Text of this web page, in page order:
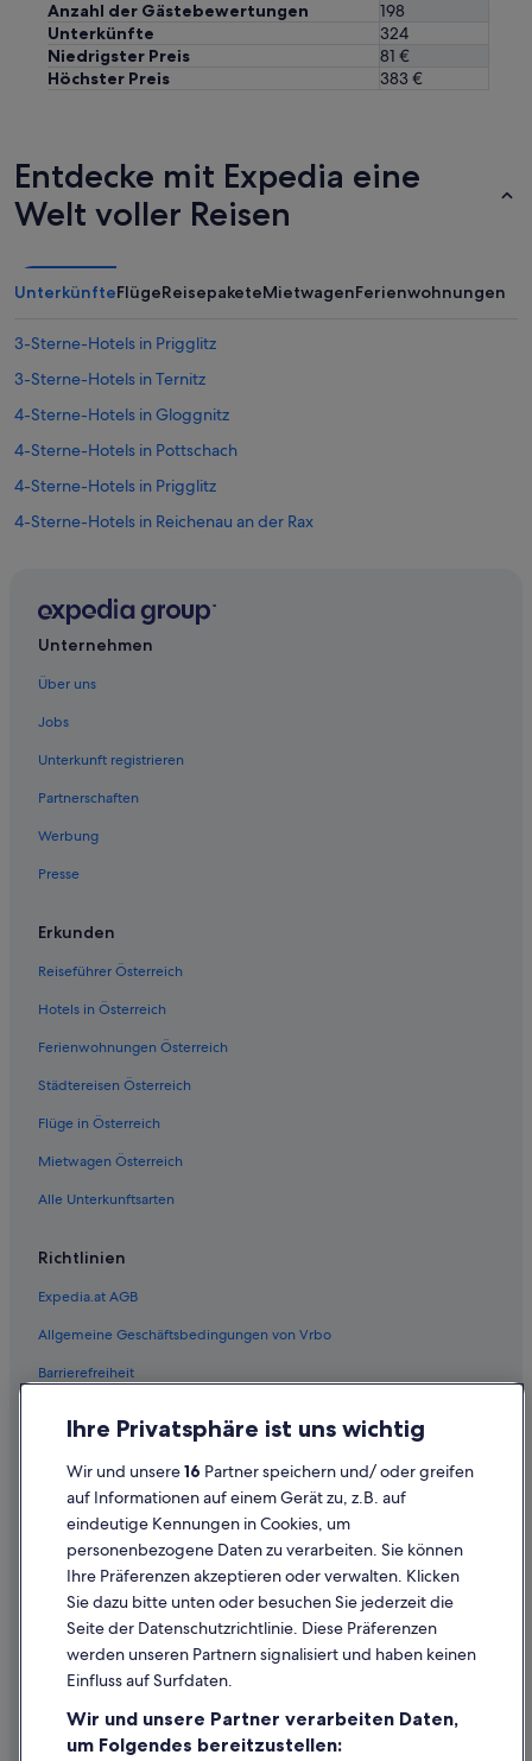
Anzahl der Gästebewertungen
198
Unterkünfte
324
Niedrigster Preis
81 €
Höchster Preis
383 €
Entdecke mit Expedia eine
Welt voller Reisen
UnterkünfteFlügeReisepaketeMietwagenFerienwohnungen
3-Sterne-Hotels in Prigglitz
3-Sterne-Hotels in Ternitz
4-Sterne-Hotels in Gloggnitz
4-Sterne-Hotels in Pottschach
4-Sterne-Hotels in Prigglitz
4-Sterne-Hotels in Reichenau an der Rax
Hotels nahe Bahnhof Gloggnitz
Villen in Bahnhof Klamm-Schottwien
Hotels nahe Bahnhof Payerbach-Reichenau
Villen in Bahnhof Payerbach-Reichenau
Buchbach Hotels
Gasthöfe in Enzenreith
Enzenreith Hotels
Ferienwohnungen in Gloggnitz
Chalets in Gloggnitz
Gasthöfe in Gloggnitz
Gloggnitz Hotels
Safarizelte in Gloggnitz
Villen in Gloggnitz
Wohnungen in Gloggnitz
Grafenbach Hotels
Hotels mit Frühstück in Payerbach
Hotels mit Restaurant in Payerbach
Hotel-Resorts in Payerbach
Payerbach Hotels
Pensionen in Payerbach
Safarizelte in Payerbach
Günstige in Pottschach
Unternehmen
Über uns
Jobs
Unterkunft registrieren
Partnerschaften
Werbung
Presse
Erkunden
Reiseführer Österreich
Hotels in Österreich
Ferienwohnungen Österreich
Städtereisen Österreich
Flüge in Österreich
Mietwagen Österreich
Alle Unterkunftsarten
Richtlinien
Expedia.at AGB
Allgemeine Geschäftsbedingungen von Vrbo
Barrierefreiheit
Rechtliche Hinweise/Kontakt
Inhaltsrichtlinien und Melden von Inhalten
Hilfe
Hilfe
Rückerstattungsprozess und Zeitrahmen
Ihre Privatsphäre ist uns wichtig
Wir und unsere16 Partner speichern und/ oder greifen
auf Informationen auf einem Gerät zu, z.B. auf
eindeutige Kennungen in Cookies, um
personenbezogene Daten zu verarbeiten. Sie können
Ihre Präferenzen akzeptieren oder verwalten. Klicken
Sie dazu bitte unten oder besuchen Sie jederzeit die
Seite der Datenschutzrichtlinie. Diese Präferenzen
werden unseren Partnern signalisiert und haben keinen
Einfluss auf Surfdaten.
Wir und unsere Partner verarbeiten Daten,
um Folgendes bereitzustellen: